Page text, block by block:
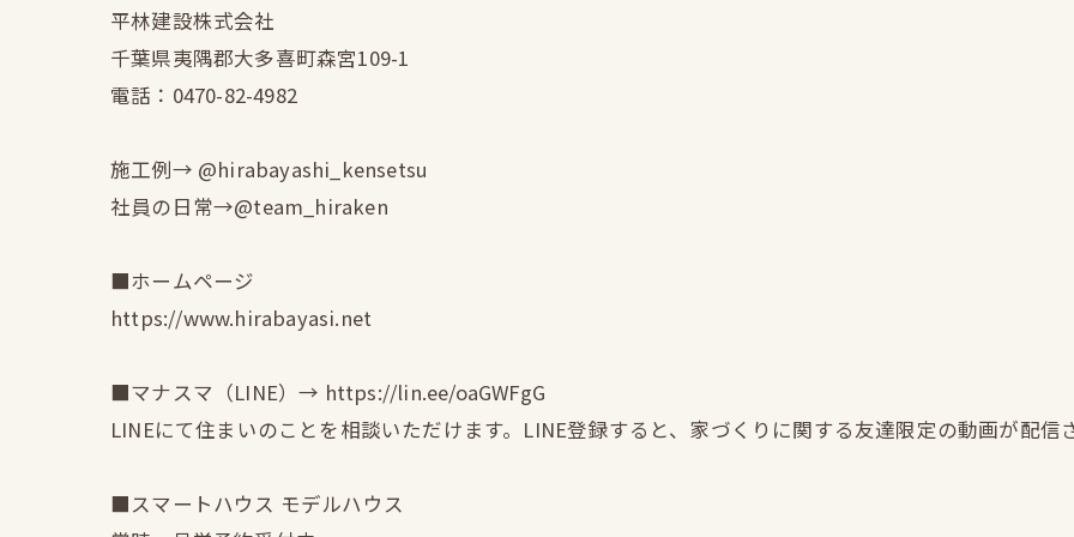
平林建設株式会社
千葉県夷隅郡大多喜町森宮109-1
電話：0470-82-4982
施工例→ @hirabayashi_kensetsu
社員の日常→@team_hiraken
■ホームページ
https://www.hirabayasi.net
■マナスマ（LINE）→ https://lin.ee/oaGWFgG
LINEにて住まいのことを相談いただけます。LINE登録すると、家づくりに関する友達限定の動画が配信
■スマートハウス モデルハウス